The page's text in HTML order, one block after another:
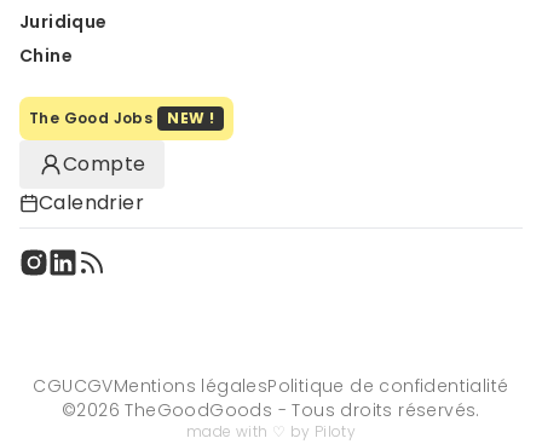
Juridique
Chine
The Good Jobs NEW !
Compte
Calendrier
CGUCGVMentions légalesPolitique de confidentialité
©2026 TheGoodGoods - Tous droits réservés.
made with ♡ by Piloty